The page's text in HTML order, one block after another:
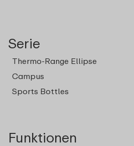
Serie
Thermo-Range Ellipse
Campus
Sports Bottles
Funktionen